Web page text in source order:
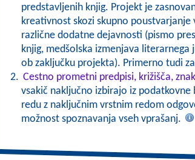
predstavljenih knjig. Projekt je
kreativnost skozi skupno
različne dodatne dejavnosti (pismo
knjig, medšolska izmenjava
ob zaključku projekta). Primerno tudi
Cestno prometni predpisi, križišča,
vsakič naključno izbirajo iz
redu z naključnim vrstnim redom
možnost spoznavanja vseh vprašanj.